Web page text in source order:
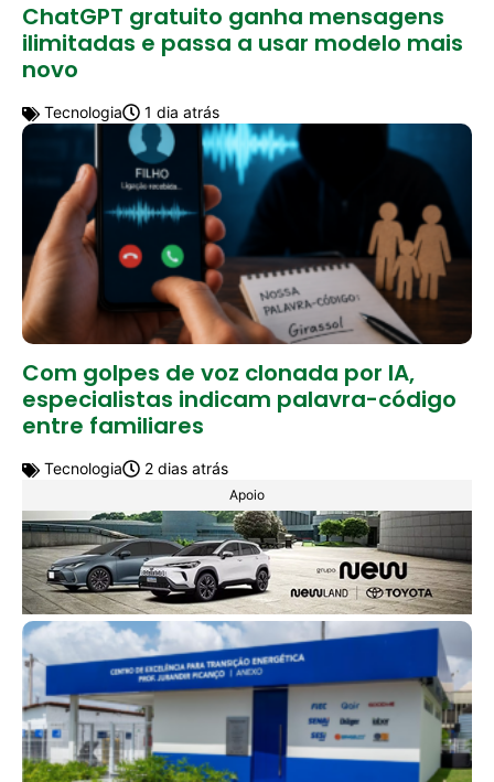
ChatGPT gratuito ganha mensagens
ilimitadas e passa a usar modelo mais
novo
Tecnologia 1 dia atrás
Com golpes de voz clonada por IA,
especialistas indicam palavra-código
entre familiares
Tecnologia 2 dias atrás
Apoio